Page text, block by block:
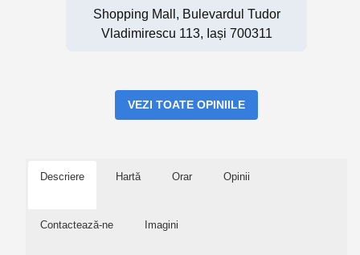
Shopping Mall, Bulevardul Tudor
Vladimirescu 113, Iași 700311
VEZI TOATE OPINIILE
Descriere Hartă Orar Opinii
Contactează-ne Imagini